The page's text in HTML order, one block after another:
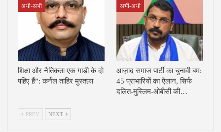
अभी-अभी
शिक्षा और नैतिकता एक गाड़ी के दो
पहिए हैं”: कर्नल ताहिर मुस्तफ़ा
अभी-अभी
आज़ाद समाज पार्टी का चुनावी बम:
45 प्राभारियों का ऐलान, सिर्फ
दलित-मुस्लिम-ओबीसी की…
PREV NEXT